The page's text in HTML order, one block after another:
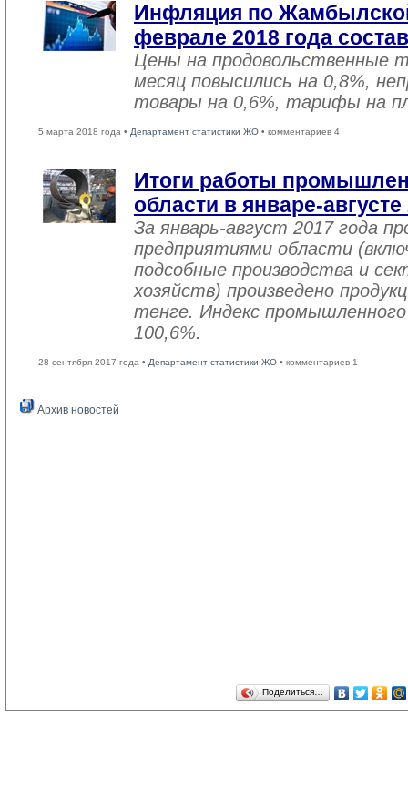
Инфляция по
феврале 2018 года
Цены на продовольственные
месяц повысились на 0,8%,
товары на 0,6%, тарифы на
5 марта 2018 года • Департамент статистики ЖО • комментариев 4
Итоги работы
области в январе-августе
За январь-август 2017 года
предприятиями области
подсобные производства и
хозяйств) произведено
тенге. Индекс
100,6%.
28 сентября 2017 года • Департамент статистики ЖО • комментариев 1
Архив новостей
Поделиться…